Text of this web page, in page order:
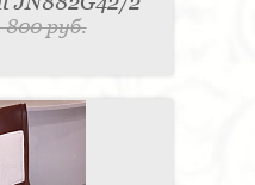
800 руб.